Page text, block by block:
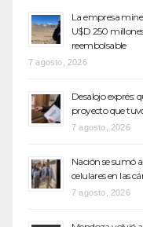
La empresa
U$D 250
reembolsable
7 agosto, 2026
Desalojo exprés:
proyecto que
7 agosto, 2026
Nación se sumó
celulares en las
7 agosto, 2026